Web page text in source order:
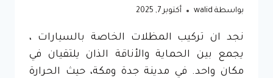
بواسطة walid أكتوبر 7, 2025
نجد ان تركيب المظلات الخاصة بالسيارات ،
يجمع بين الحماية والأناقة الذان يلتقيان في
مكان واحد. في مدينة جدة ومكة، حيث الحرارة